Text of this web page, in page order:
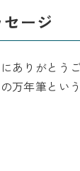
ージ
ありがと
万年筆と